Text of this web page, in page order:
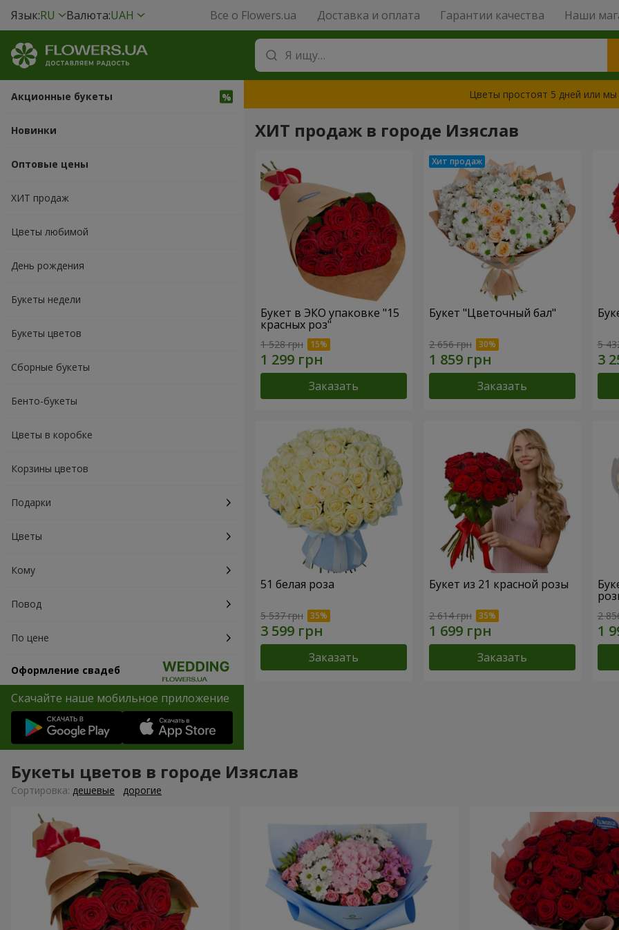
Язык:RU Валюта:UAH Все о Flowers.ua Доставка и оплата Гарантии качества Наши
Акционные букеты
Новинки
Оптовые цены
ХИТ продаж
Цветы любимой
День рождения
Букеты недели
Букеты цветов
Сборные букеты
Бенто-букеты
Цветы в коробке
Корзины цветов
Подарки
Цветы
Кому
Повод
По цене
Оформление свадеб
Скачайте наше мобильное приложение
Цветы простоят 5 дней или мы
ХИТ продаж в городе Изяслав
Букет в ЭКО упаковке "15
красных роз"
1 528 грн
Заказать
Букет "Цветочный бал"
2 656 грн
Заказать
5
51 белая роза
5 537 грн
Заказать
Букет из 21 красной розы
2 614 грн
Заказать
2
Букеты цветов в городе Изяслав
Cортировка: дешевые дорогие